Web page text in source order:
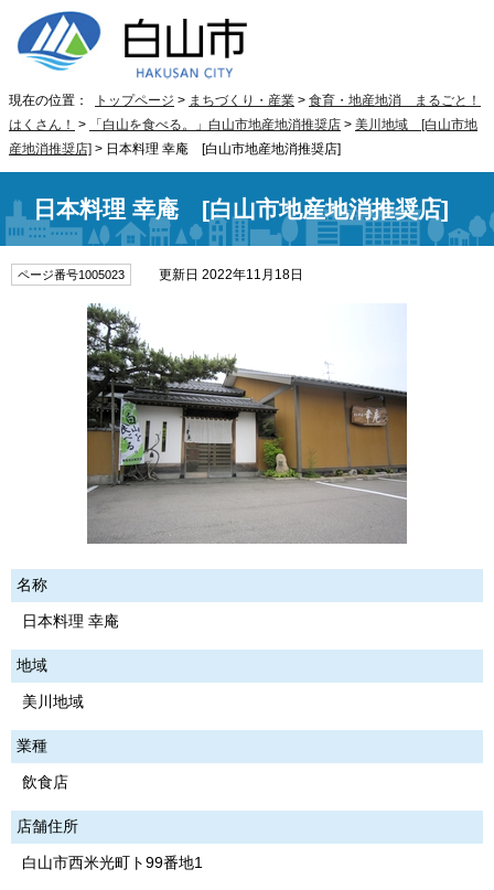
現在の位置： トップページ > まちづくり・産業 > 食育・地産地消 まるごと！
はくさん！ > 「白山を食べる。」白山市地産地消推奨店 > 美川地域 [白山市地
産地消推奨店] > 日本料理 幸庵 [白山市地産地消推奨店]
日本料理 幸庵 [白山市地産地消推奨店]
ページ番号1005023 更新日 2022年11月18日
名称
日本料理 幸庵
地域
美川地域
業種
飲食店
店舗住所
白山市西米光町ト99番地1